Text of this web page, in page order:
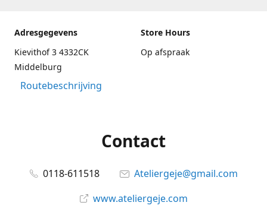
Adresgegevens
Kievithof 3 4332CK
Middelburg
Routebeschrijving
Store Hours
Op afspraak
Contact
0118-611518
Ateliergeje@gmail.com
www.ateliergeje.com